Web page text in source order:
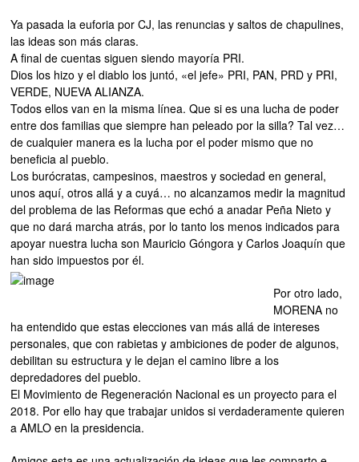
Ya pasada la euforia por CJ, las renuncias y saltos de chapulines,
las ideas son más claras.
A final de cuentas siguen siendo mayoría PRI.
Dios los hizo y el diablo los juntó, «el jefe» PRI, PAN, PRD y PRI,
VERDE, NUEVA ALIANZA.
Todos ellos van en la misma línea. Que si es una lucha de poder
entre dos familias que siempre han peleado por la silla? Tal vez…
de cualquier manera es la lucha por el poder mismo que no
beneficia al pueblo.
Los burócratas, campesinos, maestros y sociedad en general,
unos aquí, otros allá y a cuyá… no alcanzamos medir la magnitud
del problema de las Reformas que echó a anadar Peña Nieto y
que no dará marcha atrás, por lo tanto los menos indicados para
apoyar nuestra lucha son Mauricio Góngora y Carlos Joaquín que
han sido impuestos por él.
Por otro lado,
MORENA no
ha entendido que estas elecciones van más allá de intereses
personales, que con rabietas y ambiciones de poder de algunos,
debilitan su estructura y le dejan el camino libre a los
depredadores del pueblo.
El Movimiento de Regeneración Nacional es un proyecto para el
2018. Por ello hay que trabajar unidos si verdaderamente quieren
a AMLO en la presidencia.